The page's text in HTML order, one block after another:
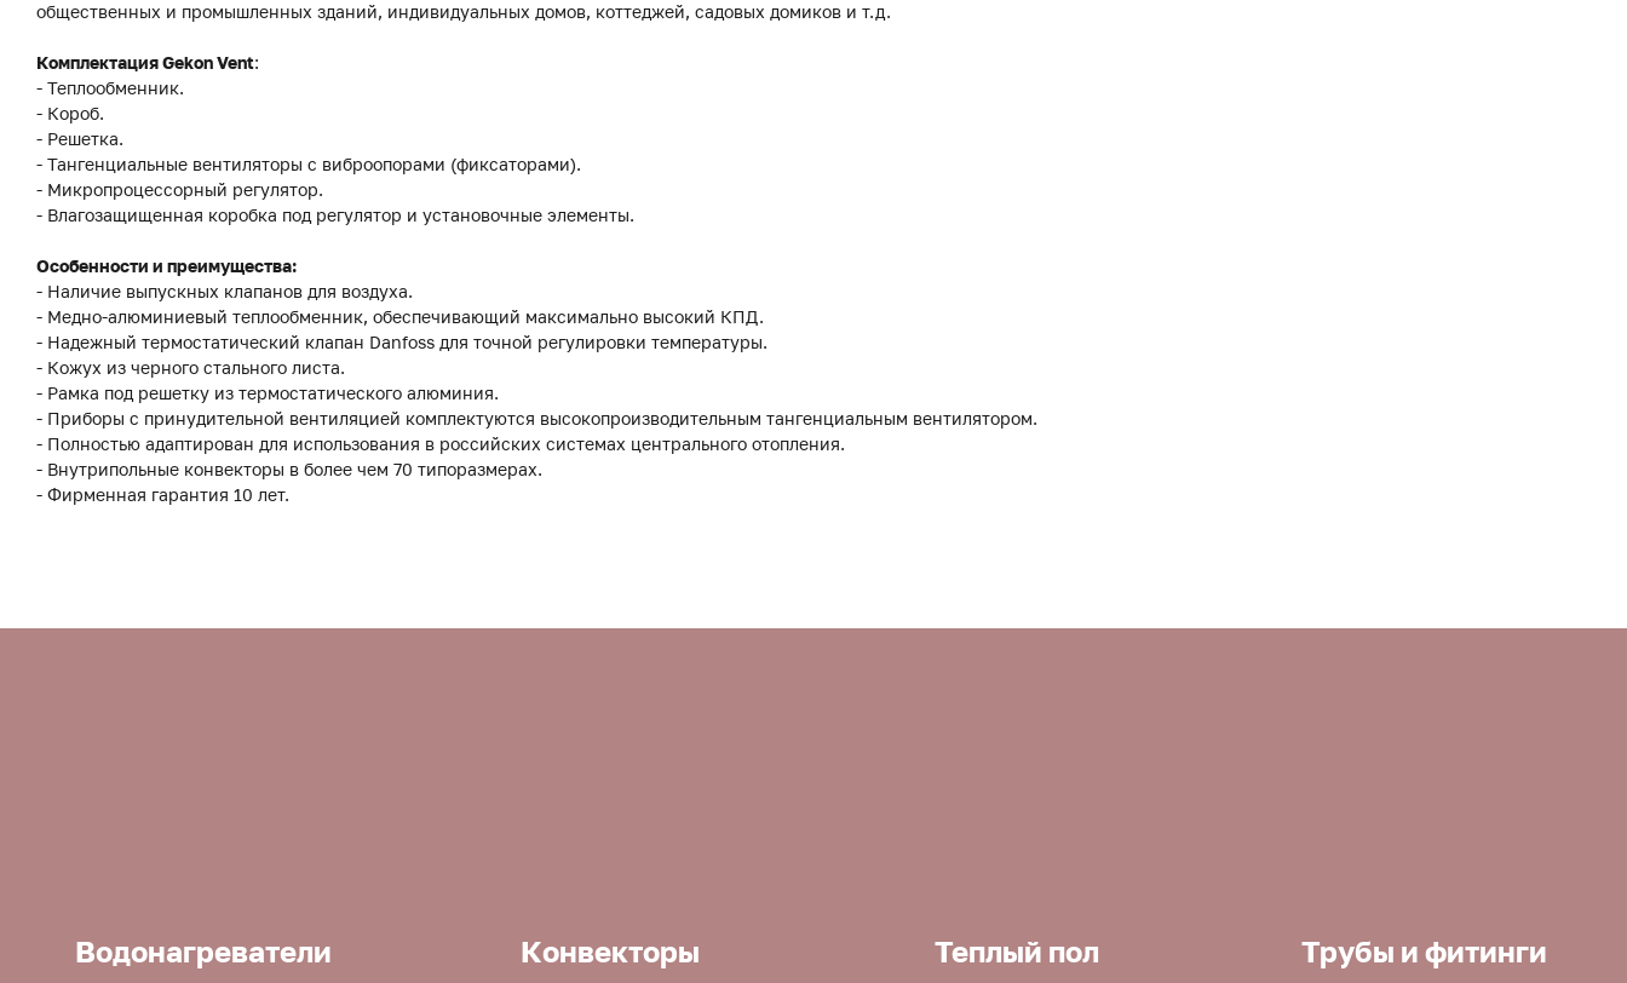
общественных и промышленных зданий, индивидуальных домов, коттеджей, садовых домиков и т.д.
Комплектация Gekon Vent:
- Теплообменник.
- Короб.
- Решетка.
- Тангенциальные вентиляторы с виброопорами (фиксаторами).
- Микропроцессорный регулятор.
- Влагозащищенная коробка под регулятор и установочные элементы.
Особенности и преимущества:
- Наличие выпускных клапанов для воздуха.
- Медно-алюминиевый теплообменник, обеспечивающий максимально высокий КПД.
- Надежный термостатический клапан Danfoss для точной регулировки температуры.
- Кожух из черного стального листа.
- Рамка под решетку из термостатического алюминия.
- Приборы с принудительной вентиляцией комплектуются высокопроизводительным тангенциальным вентилятором.
- Полностью адаптирован для использования в российских системах центрального отопления.
- Внутрипольные конвекторы в более чем 70 типоразмерах.
- Фирменная гарантия 10 лет.
Водонагреватели Конвекторы Теплый пол Трубы и фитинги